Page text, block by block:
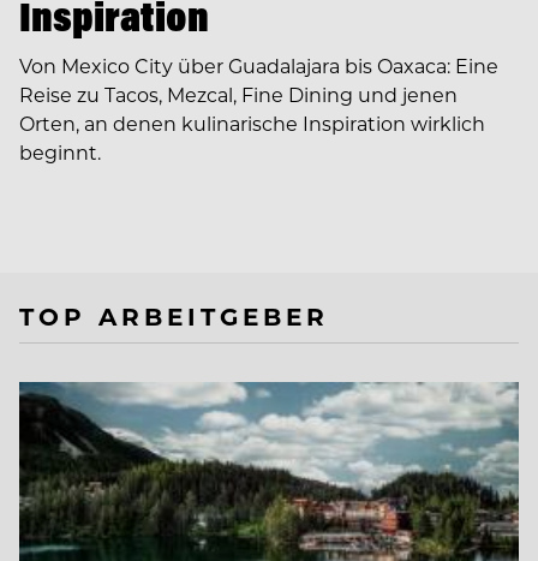
Inspiration
Von Mexico City über Guadalajara bis Oaxaca: Eine
Reise zu Tacos, Mezcal, Fine Dining und jenen
Orten, an denen kulinarische Inspiration wirklich
beginnt.
TOP ARBEITGEBER